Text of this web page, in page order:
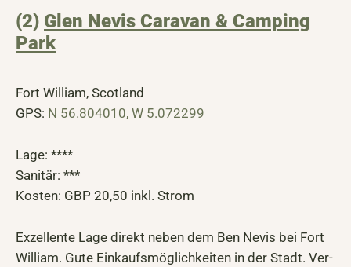
(2) Glen Nevis Caravan & Camping
Park
Fort William, Scotland
GPS: N 56.804010, W 5.072299
Lage: ****
Sanitär: ***
Kosten: GBP 20,50 inkl. Strom
Exzellente Lage direkt neben dem Ben Nevis bei Fort
William. Gute Einkaufsmöglichkeiten in der Stadt. Ver-